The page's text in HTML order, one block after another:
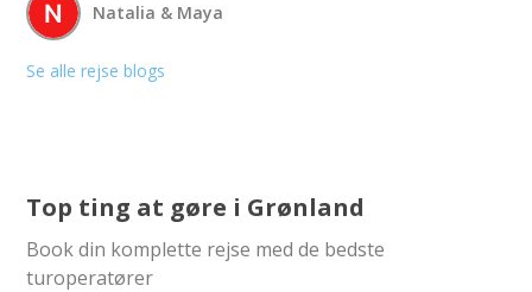
Natalia & Maya
Se alle rejse blogs
Top ting at gøre i Grønland
Book din komplette rejse med de bedste
turoperatører